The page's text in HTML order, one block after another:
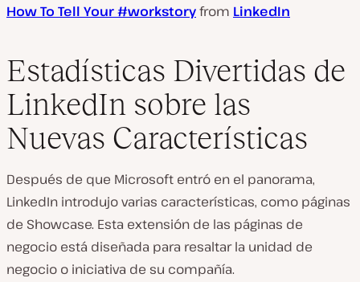
How To Tell Your #workstoryfrom LinkedIn
Estadísticas Divertidas de
LinkedIn sobre las
Nuevas Características
Después de que Microsoft entró en el panorama,
LinkedIn introdujo varias características, como páginas
de Showcase. Esta extensión de las páginas de
negocio está diseñada para resaltar la unidad de
negocio o iniciativa de su compañía.